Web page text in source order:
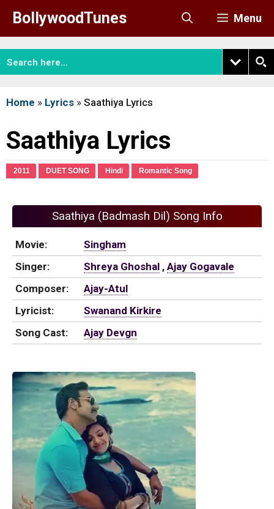
content
BollywoodTunes Menu
Home » Lyrics » Saathiya Lyrics
Saathiya Lyrics
2011 DUET SONG Hindi Romantic Song
Saathiya (Badmash Dil) Song Info
Movie:
Singham
Singer:
Shreya Ghoshal , Ajay Gogavale
Composer:
Ajay-Atul
Lyricist:
Swanand Kirkire
Song Cast:
Ajay Devgn